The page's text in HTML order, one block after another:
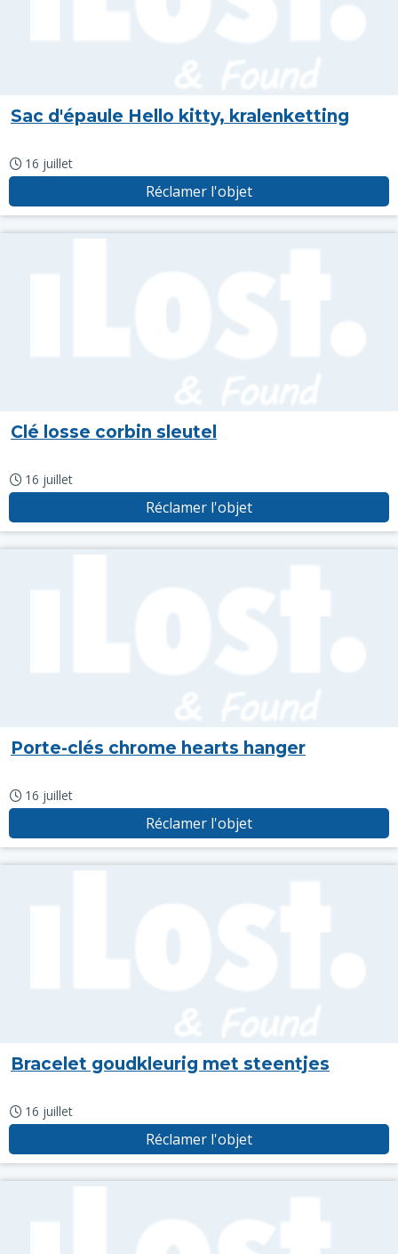
Sac d'épaule Hello kitty, kralenketting
16 juillet
Réclamer l'objet
Clé losse corbin sleutel
16 juillet
Réclamer l'objet
Porte-clés chrome hearts hanger
16 juillet
Réclamer l'objet
Bracelet goudkleurig met steentjes
16 juillet
Réclamer l'objet